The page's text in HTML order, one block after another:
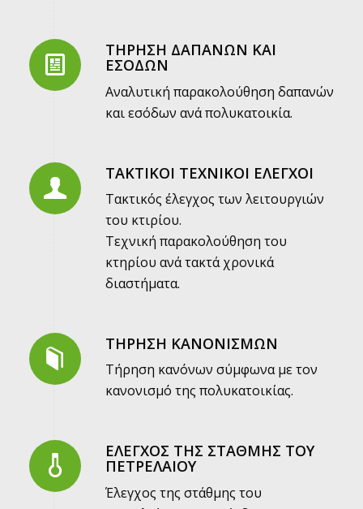
ΤΗΡΗΣΗ ΔΑΠΑΝΩΝ ΚΑΙ
ΕΣΟΔΩΝ
Αναλυτική παρακολούθηση δαπανών
και εσόδων ανά πολυκατοικία.
ΤΑΚΤΙΚΟΙ ΤΕΧΝΙΚΟΙ ΕΛΕΓΧΟΙ
Τακτικός έλεγχος των λειτουργιών
του κτιρίου.
Τεχνική παρακολούθηση του
κτηρίου ανά τακτά χρονικά
διαστήματα.
ΤΗΡΗΣΗ ΚΑΝΟΝΙΣΜΩΝ
Τήρηση κανόνων σύμφωνα με τον
κανονισμό της πολυκατοικίας.
ΕΛΕΓΧΟΣ ΤΗΣ ΣΤΑΘΜΗΣ ΤΟΥ
ΠΕΤΡΕΛΑΙΟΥ
Έλεγχος της στάθμης του